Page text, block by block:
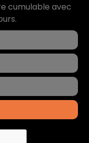
cumulable avec